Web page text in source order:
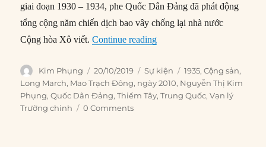
giai đoạn 1930 – 1934, phe Quốc Dân Đảng đã phát động
tổng cộng năm chiến dịch bao vây chống lại nhà nước
Cộng hòa Xô viết.Continue reading“20/10/1935: Vạn lý Trường
Author
Kim Phụng
Posted
on
20/10/2019 Categories
Sự kiện Tags
1935,Cộng sản,
Long March, Mao Trạch Đông, ngày 2010, Nguyễn Thị Kim
Phụng,Quốc Dân Đảng,Thiểm Tây,Trung Quốc,Vạn lý
Trường chinh
0 Comments